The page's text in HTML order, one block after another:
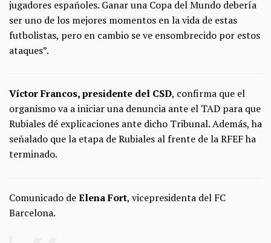
jugadores españoles. Ganar una Copa del Mundo debería
ser uno de los mejores momentos en la vida de estas
futbolistas, pero en cambio se ve ensombrecido por estos
ataques”.
Víctor Francos, presidente del CSD, confirma que el
organismo va a iniciar una denuncia ante el TAD para que
Rubiales dé explicaciones ante dicho Tribunal. Además, ha
señalado que la etapa de Rubiales al frente de la RFEF ha
terminado.
Comunicado deElena Fort, vicepresidenta del FC
Barcelona.